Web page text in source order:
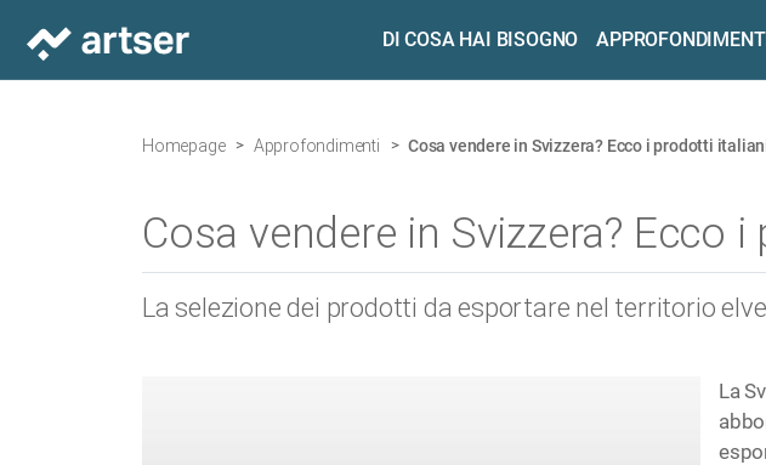
DI COSA HAI BISOGNO
Homepage Approfondimenti Cosa vendere in Svizzera? Ecco i prodotti
Cosa vendere in Svizzera?
La selezione dei prodotti da esportare nel territorio
La